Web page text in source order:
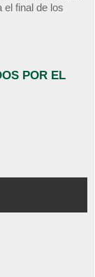
el final de los
POR EL